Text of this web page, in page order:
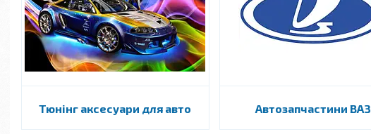
Тюнінг аксесуари для авто Автозапчастини ВАЗ